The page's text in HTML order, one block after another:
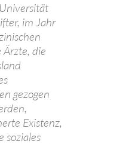
im Jahr
die
gezogen
Existenz,
soziales